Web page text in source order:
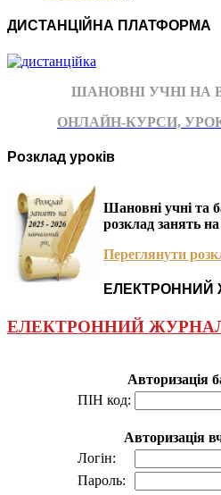
ДИСТАНЦІЙНА ПЛАТФОРМА
ШАНОВНІ УЧНІ НА
ОНЛАЙН-КУРСИ,
Розклад уроків
Шановні учні та
розклад занять
Переглянути
ЕЛЕКТРОННИЙ
ЕЛЕКТРОННИЙ
Авторизація
ПІН код:
Авторизація
Логін:
Пароль: